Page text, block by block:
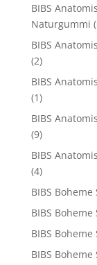
BIBS
Naturgummi
BIBS
(2)
BIBS
(1)
BIBS
(9)
BIBS
(4)
BIBS Boheme
BIBS
BIBS Boheme
BIBS